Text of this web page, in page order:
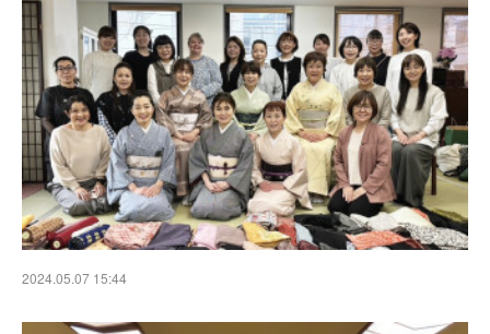
2024.05.07 15:44